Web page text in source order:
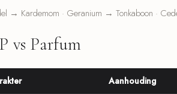
→ Kardemom · Geranium → Tonkaboon ·
vs Parfum
Aanhouding